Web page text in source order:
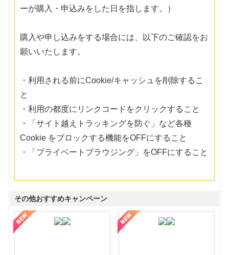
ーが購入・申込みをした日を指します。）
購入や申し込みをする場合には、以下のご確認をお
願いいたします。
・利用される前にCookie/キャッシュを削除するこ
と
・利用の都度にリンクコードをクリックすること
・「サイト越えトラッキングを防ぐ」など各種
Cookie をブロックする機能をOFFにすること
・「プライベートブラウジング」をOFFにすること
その他おすすめキャンペーン